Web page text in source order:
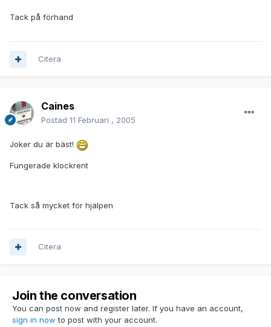
Tack på förhand
Citera
Caines
Postad 11 Februari , 2005
Joker du är bäst!
Fungerade klockrent
Tack så mycket för hjälpen
Citera
Join the conversation
You can post now and register later. If you have an account,
sign in now to post with your account.